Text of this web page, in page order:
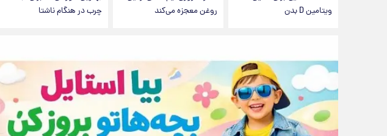
ویتامین D بدن
روغن معجزه می‌کند
چرب در هنگام ناشتا